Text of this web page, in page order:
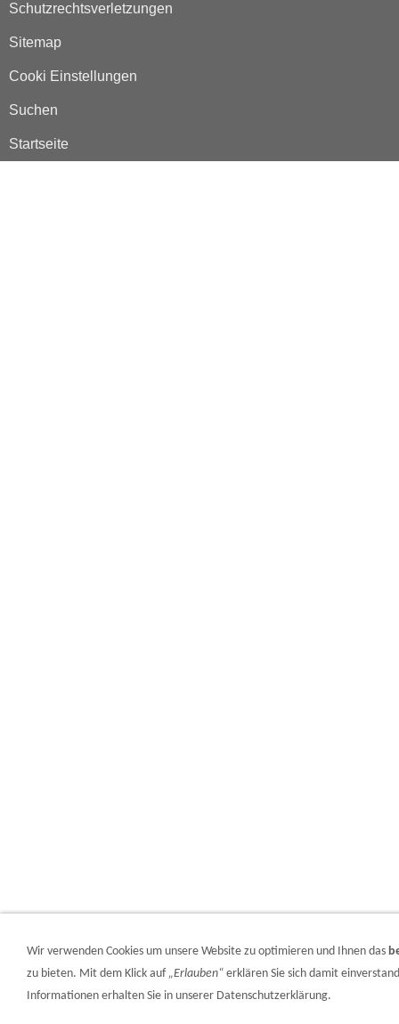
Schutzrechtsverletzungen
Sitemap
Cooki Einstellungen
Suchen
Startseite
Wir verwenden Cookies um unsere Website zu optimieren und Ihnen das
zu bieten. Mit dem Klick auf „Erlauben“ erklären Sie sich damit
Informationen erhalten Sie in unserer Datenschutzerklärung.